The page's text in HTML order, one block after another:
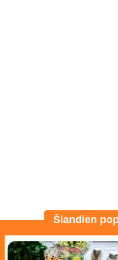
Šiandien